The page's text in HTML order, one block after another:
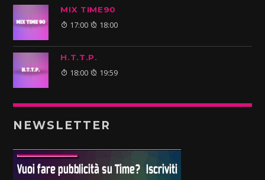
MIX TIME90
17:00 18:00
H.T.T.P.
18:00 19:59
NEWSLETTER